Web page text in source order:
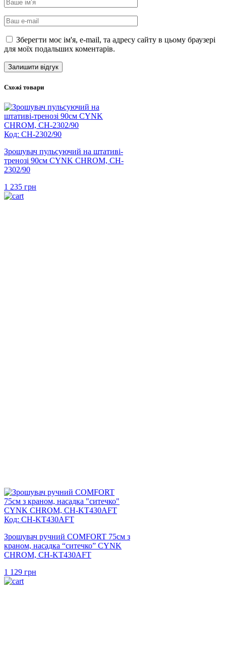
Зберегти моє ім'я, e-mail, та адресу сайту в цьому браузері
для моїх подальших коментарів.
Схожі товари
Код: CH-2302/90
Зрошувач пульсуючий на штативі-
тренозі 90см CYNK CHROM, CH-
2302/90
1 235 грн
Код: CH-KT430AFT
Зрошувач ручний COMFORT 75см з
краном, насадка “ситечко” CYNK
CHROM, CH-KT430AFT
1 129 грн